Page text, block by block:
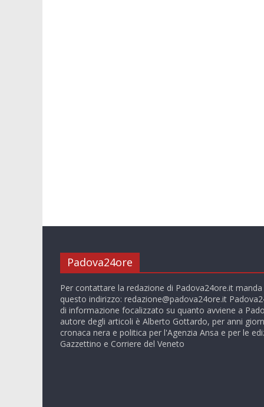
Padova24ore
Per contattare la redazione di Padova24ore.it
questo indirizzo: redazione@padova24ore.it
di informazione focalizzato su quanto avviene a
autore degli articoli è Alberto Gottardo, per anni
cronaca nera e politica per l'Agenzia Ansa e per le
Gazzettino e Corriere del Veneto